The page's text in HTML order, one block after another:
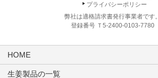
プライバシーポリシー
弊社は適格請求書発行事業者です。
登録番号 Ｔ5-2400-0103-7780
HOME
生姜製品の一覧